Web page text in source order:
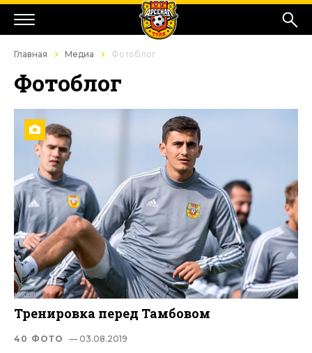
Главная Медиа Фотоблог
Фотоблог
Тренировка перед Тамбовом
40 ФОТО — 03.08.2019